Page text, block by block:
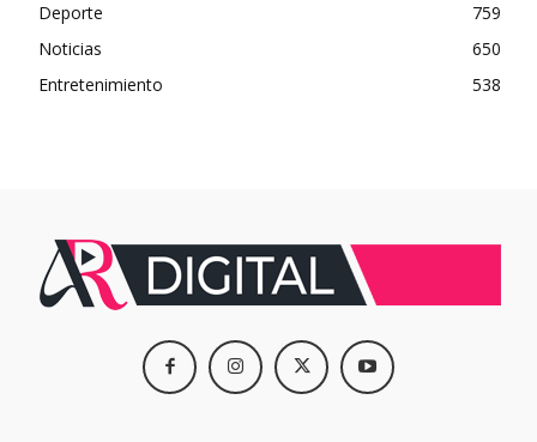
Deporte
759
Noticias
650
Entretenimiento
538